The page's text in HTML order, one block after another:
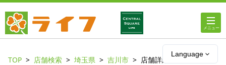
Language
TOP 店舗検索 埼玉県 吉川市 店舗詳細